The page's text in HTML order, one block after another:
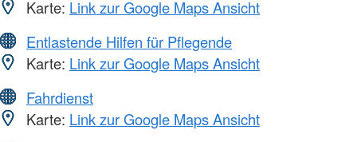
Karte: Link zur Google Maps Ansicht
Entlastende Hilfen für Pflegende
Karte: Link zur Google Maps Ansicht
Fahrdienst
Karte: Link zur Google Maps Ansicht